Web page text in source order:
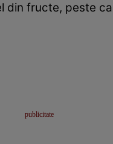
fructe, peste